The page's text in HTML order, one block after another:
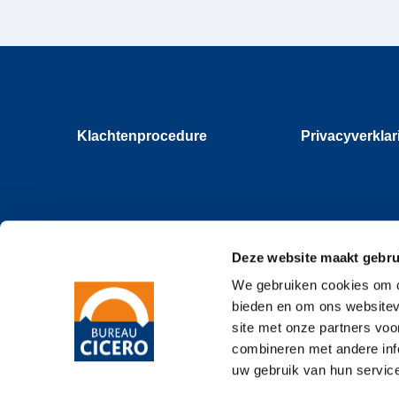
Deze website maakt
We gebruiken cookies om
bieden en om ons
site met onze partners
combineren met andere
uw gebruik van hun
Klachtenprocedure